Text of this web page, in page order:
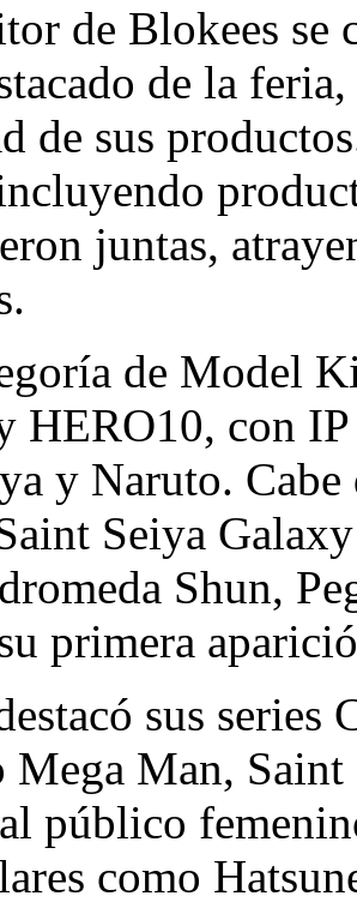
de Blokees se
de la
de sus
juntas,
de Model
HERO10, con
y Naruto. Cabe
Seiya
Shun,
primera
sus series
Mega Man,
público
como